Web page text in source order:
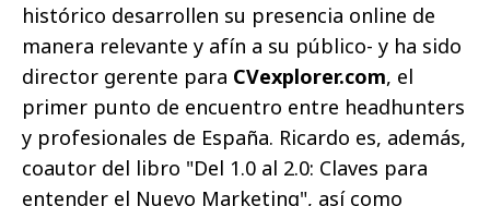
histórico desarrollen su presencia online de
manera relevante y afín a su público- y ha sido
director gerente para CVexplorer.com, el
primer punto de encuentro entre headhunters
y profesionales de España. Ricardo es, además,
coautor del libro "Del 1.0 al 2.0: Claves para
entender el Nuevo Marketing", así como